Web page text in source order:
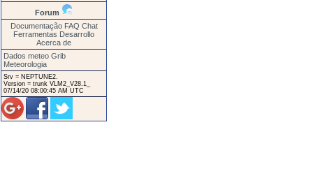
Forum
Documentação FAQ Chat
Ferramentas Desarrollo
Acerca de
Dados meteo Grib
Meteorologia
Srv = NEPTUNE2.
Version = trunk VLM2_V28.1_
07/14/20 08:00:45 AM UTC